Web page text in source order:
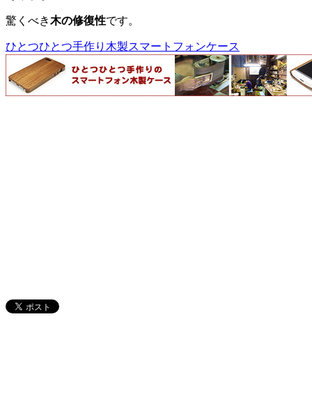
驚くべき木の修復性です。
ひとつひとつ手作り木製スマートフォンケース